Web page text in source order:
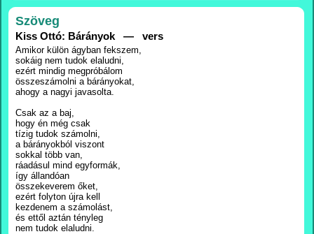
Szöveg
Kiss Ottó: Bárányok — vers
Amikor külön ágyban fekszem,
sokáig nem tudok elaludni,
ezért mindig megpróbálom
összeszámolni a bárányokat,
ahogy a nagyi javasolta.
Csak az a baj,
hogy én még csak
tízig tudok számolni,
a bárányokból viszont
sokkal több van,
ráadásul mind egyformák,
így állandóan
összekeverem őket,
ezért folyton újra kell
kezdenem a számolást,
és ettől aztán tényleg
nem tudok elaludni.